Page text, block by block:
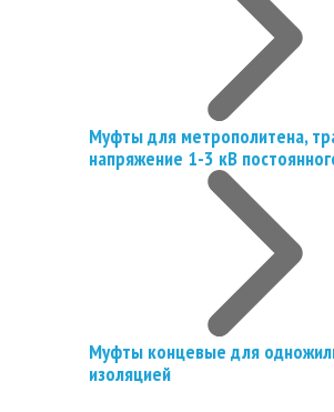
Муфты для метрополитена,
напряжение 1-3 кВ
Муфты концевые для
изоляцией